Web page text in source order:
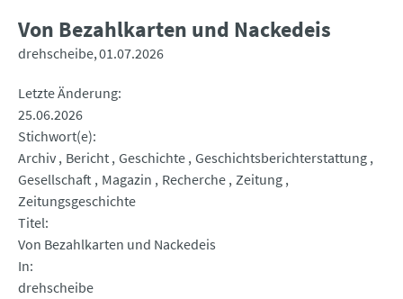
Von Bezahlkarten und Nackedeis
drehscheibe 01.07.2026
Letzte Änderung
25.06.2026
Stichwort(e)
Archiv Bericht Geschichte Geschichtsberichterstattung
Gesellschaft Magazin Recherche Zeitung
Zeitungsgeschichte
Titel
Von Bezahlkarten und Nackedeis
In
drehscheibe